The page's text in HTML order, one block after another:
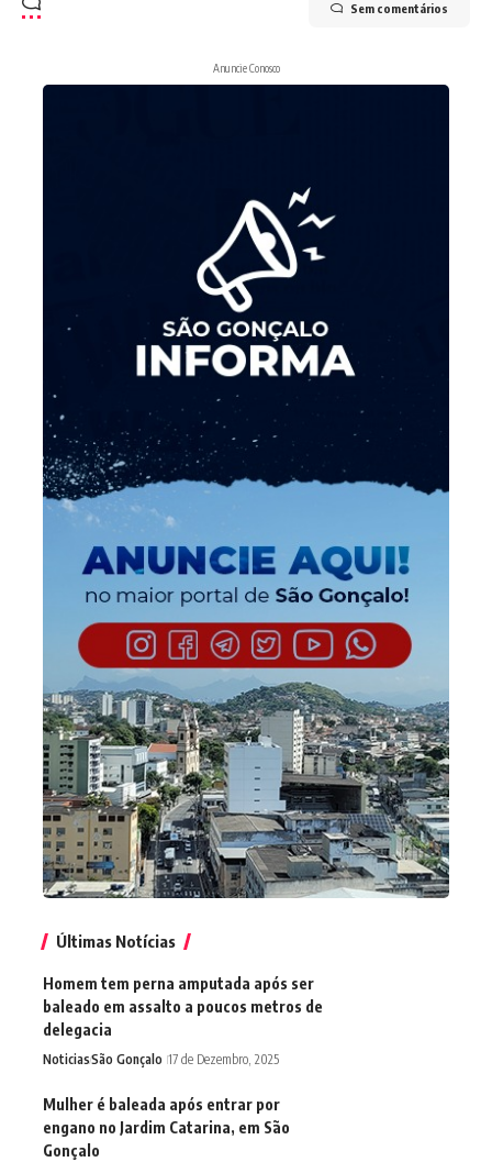
Sem comentários
Anuncie Conosco
Últimas Notícias
Homem tem perna amputada após ser
baleado em assalto a poucos metros de
delegacia
NoticiasSão Gonçalo 17 de Dezembro, 2025
Mulher é baleada após entrar por
engano no Jardim Catarina, em São
Gonçalo